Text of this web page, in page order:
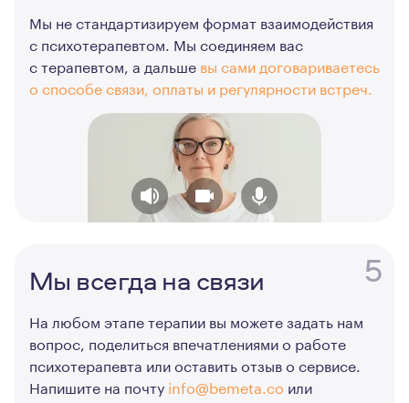
Мы не стандартизируем формат взаимодействия
с психотерапевтом. Мы соединяем вас
с терапевтом, а дальше вы сами договариваетесь
о способе связи, оплаты и регулярности встреч.
5
Мы всегда на связи
На любом этапе терапии вы можете задать нам
вопрос, поделиться впечатлениями о работе
психотерапевта или оставить отзыв о сервисе.
Напишите на почту info@bemeta.co или